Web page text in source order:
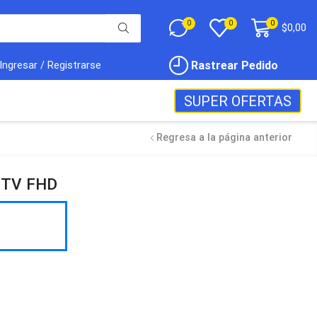
0 0 0 $0,00
Ingresar / Registrarse Rastrear Pedido
SUPER OFERTAS
Regresa a la página anterior
FHD